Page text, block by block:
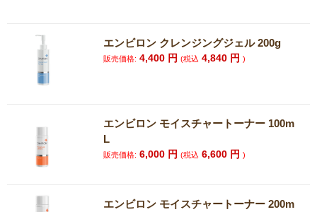
エンビロン クレンジングジェル 200g
販売価格: 4,400 円(税込 4,840 円)
エンビロン モイスチャートーナー 100m
L
販売価格: 6,000 円(税込 6,600 円)
エンビロン モイスチャートーナー 200m